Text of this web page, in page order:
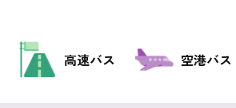
高速バス 空港バス